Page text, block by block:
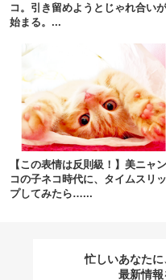
コ。引き留めようとじゃれ合いが
始まる。...
【この表情は反則級！】美ニャン
コの子ネコ時代に、タイムスリッ
プしてみたら…...
忙しいあなた
最新情
pecodogs
いぬ部をフォロー
アプリ